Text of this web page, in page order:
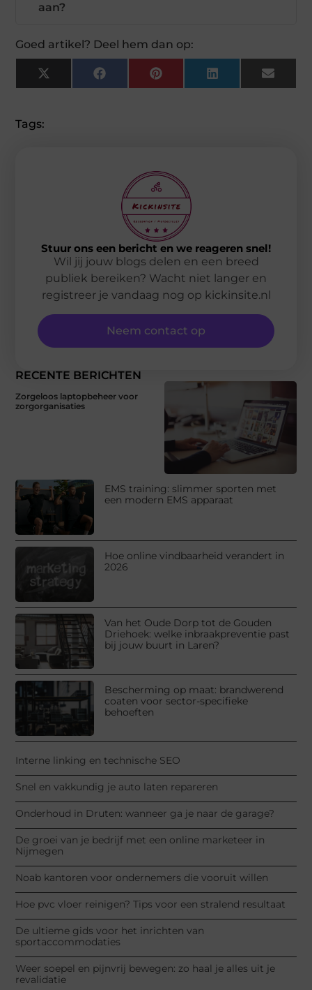
aan?
Goed artikel? Deel hem dan op:
X
(Twitter)
FacebookPinterestLinkedIn Email
Tags:
RECENTE BERICHTEN
Zorgeloos laptopbeheer voor
zorgorganisaties
EMS training: slimmer sporten met
een modern EMS apparaat
Hoe online vindbaarheid verandert in
2026
Van het Oude Dorp tot de Gouden
Driehoek: welke inbraakpreventie past
bij jouw buurt in Laren?
Bescherming op maat: brandwerend
coaten voor sector-specifieke
behoeften
Interne linking en technische SEO
Snel en vakkundig je auto laten repareren
Onderhoud in Druten: wanneer ga je naar de garage?
De groei van je bedrijf met een online marketeer in
Nijmegen
Noab kantoren voor ondernemers die vooruit willen
Hoe pvc vloer reinigen? Tips voor een stralend resultaat
De ultieme gids voor het inrichten van
sportaccommodaties
Weer soepel en pijnvrij bewegen: zo haal je alles uit je
revalidatie
Stuur ons een bericht en we reageren snel!
Wil jij jouw blogs delen en een breed
publiek bereiken? Wacht niet langer en
registreer je vandaag nog op kickinsite.nl
Neem contact op